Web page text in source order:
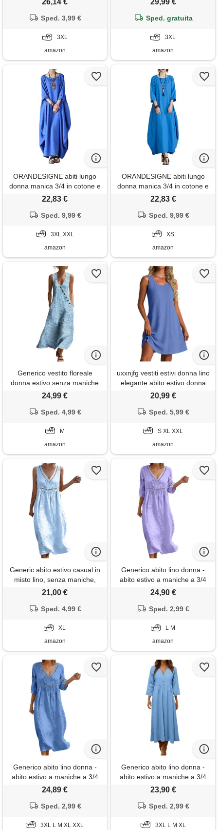
casual beach(blue, 3xl)
26,14 €
Sped. 3,99 €
3XL
amazon
donna estivo senza maniche
traspirante, per vacanze
spiaggia casa tinta unita
29,99 €
Sped. gratuita
3XL
amazon
ORANDESIGNE abiti lungo
donna manica 3/4 in cotone e
lino maxi vestiti girocollo tinta
boho allentato abito spiaggia
blu, 3xl)
22,83 €
Sped. 9,99 €
3XL XXL
amazon
ORANDESIGNE abiti lungo
donna manica 3/4 in cotone e
lino maxi vestiti girocollo tinta
boho allentato abito spiaggia
xs
22,83 €
Sped. 9,99 €
XS
amazon
Generico vestito floreale
donna estivo senza maniche
in misto lino vestiti mare boho
lungo con scollo a v e bottoni
vacanze viaggio uscite,
celeste, m
24,99 €
Sped. 4,99 €
M
amazon
uxxnjfg vestiti estivi donna lino
elegante abito estivo donna
eleganti casual vestiti estivi
abbigliamento curvy summer
dress blu xxl
20,99 €
Sped. 5,99 €
S XL XXL
amazon
Generic abito estivo casual in
misto lino, senza maniche,
scollo a v, midi con occhielli,
plus size wrap formale beach
wedding guest nero, azzurro,
xl
21,00 €
Sped. 4,99 €
XL
amazon
Generico abito lino donna -
abito estivo a maniche a 3/4
boho chic abiti vacanza
lungo in cotone scollo a v
unita morbido e traspiranti
24,90 €
Sped. 2,99 €
L M
amazon
Generico abito lino donna -
abito estivo a maniche a 3/4
boho chic abiti vacanza
lungo in cotone scollo a v
unita morbido e traspiranti
24,89 €
Sped. 2,99 €
3XL L M XL XXL
Generico abito lino donna -
abito estivo a maniche a 3/4
boho chic abiti vacanza
lungo in cotone scollo a v
unita morbido e traspiranti
23,90 €
Sped. 2,99 €
3XL L M XL